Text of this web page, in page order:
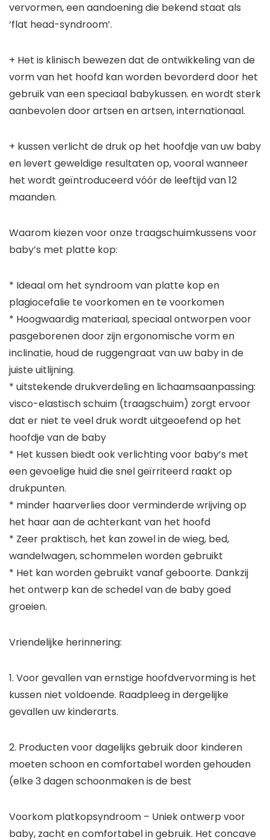
vervormen, een aandoening die bekend staat als
‘flat head-syndroom’.
+ Het is klinisch bewezen dat de ontwikkeling van de
vorm van het hoofd kan worden bevorderd door het
gebruik van een speciaal babykussen. en wordt sterk
aanbevolen door artsen en artsen, internationaal.
+ kussen verlicht de druk op het hoofdje van uw baby
en levert geweldige resultaten op, vooral wanneer
het wordt geïntroduceerd vóór de leeftijd van 12
maanden.
Waarom kiezen voor onze traagschuimkussens voor
baby’s met platte kop:
* Ideaal om het syndroom van platte kop en
plagiocefalie te voorkomen en te voorkomen
* Hoogwaardig materiaal, speciaal ontworpen voor
pasgeborenen door zijn ergonomische vorm en
inclinatie, houd de ruggengraat van uw baby in de
juiste uitlijning.
* uitstekende drukverdeling en lichaamsaanpassing:
visco-elastisch schuim (traagschuim) zorgt ervoor
dat er niet te veel druk wordt uitgeoefend op het
hoofdje van de baby
* Het kussen biedt ook verlichting voor baby’s met
een gevoelige huid die snel geïrriteerd raakt op
drukpunten.
* minder haarverlies door verminderde wrijving op
het haar aan de achterkant van het hoofd
* Zeer praktisch, het kan zowel in de wieg, bed,
wandelwagen, schommelen worden gebruikt
* Het kan worden gebruikt vanaf geboorte. Dankzij
het ontwerp kan de schedel van de baby goed
groeien.
Vriendelijke herinnering:
1. Voor gevallen van ernstige hoofdvervorming is het
kussen niet voldoende. Raadpleeg in dergelijke
gevallen uw kinderarts.
2. Producten voor dagelijks gebruik door kinderen
moeten schoon en comfortabel worden gehouden
(elke 3 dagen schoonmaken is de best
Voorkom platkopsyndroom – Uniek ontwerp voor
baby, zacht en comfortabel in gebruik. Het concave